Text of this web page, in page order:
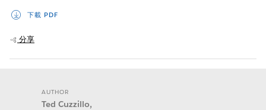
下載 PDF
分享
AUTHOR
Ted Cuzzillo,